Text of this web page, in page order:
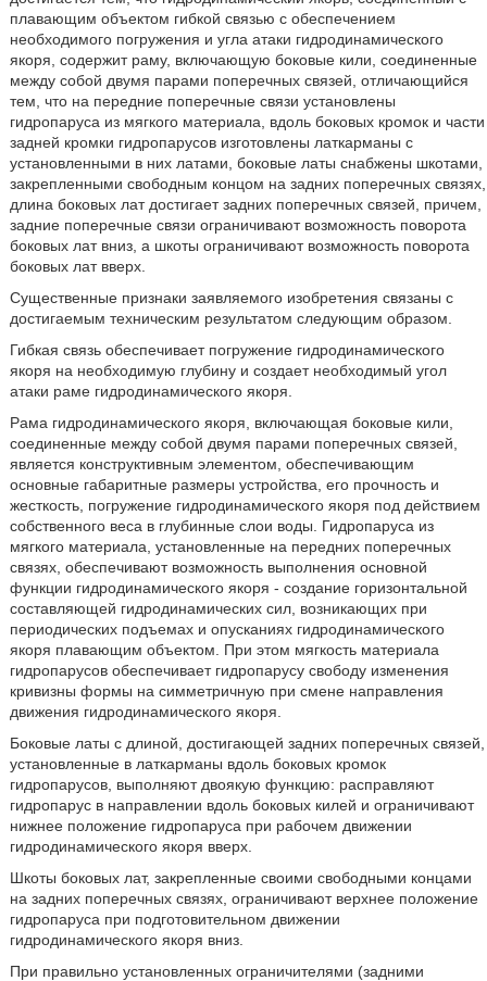
плавающим объектом гибкой связью с обеспечением
необходимого погружения и угла атаки гидродинамического
якоря, содержит раму, включающую боковые кили, соединенные
между собой двумя парами поперечных связей, отличающийся
тем, что на передние поперечные связи установлены
гидропаруса из мягкого материала, вдоль боковых кромок и части
задней кромки гидропарусов изготовлены латкарманы с
установленными в них латами, боковые латы снабжены шкотами,
закрепленными свободным концом на задних поперечных связях,
длина боковых лат достигает задних поперечных связей, причем,
задние поперечные связи ограничивают возможность поворота
боковых лат вниз, а шкоты ограничивают возможность поворота
боковых лат вверх.
Существенные признаки заявляемого изобретения связаны с
достигаемым техническим результатом следующим образом.
Гибкая связь обеспечивает погружение гидродинамического
якоря на необходимую глубину и создает необходимый угол
атаки раме гидродинамического якоря.
Рама гидродинамического якоря, включающая боковые кили,
соединенные между собой двумя парами поперечных связей,
является конструктивным элементом, обеспечивающим
основные габаритные размеры устройства, его прочность и
жесткость, погружение гидродинамического якоря под действием
собственного веса в глубинные слои воды. Гидропаруса из
мягкого материала, установленные на передних поперечных
связях, обеспечивают возможность выполнения основной
функции гидродинамического якоря - создание горизонтальной
составляющей гидродинамических сил, возникающих при
периодических подъемах и опусканиях гидродинамического
якоря плавающим объектом. При этом мягкость материала
гидропарусов обеспечивает гидропарусу свободу изменения
кривизны формы на симметричную при смене направления
движения гидродинамического якоря.
Боковые латы с длиной, достигающей задних поперечных связей,
установленные в латкарманы вдоль боковых кромок
гидропарусов, выполняют двоякую функцию: расправляют
гидропарус в направлении вдоль боковых килей и ограничивают
нижнее положение гидропаруса при рабочем движении
гидродинамического якоря вверх.
Шкоты боковых лат, закрепленные своими свободными концами
на задних поперечных связях, ограничивают верхнее положение
гидропаруса при подготовительном движении
гидродинамического якоря вниз.
При правильно установленных ограничителями (задними